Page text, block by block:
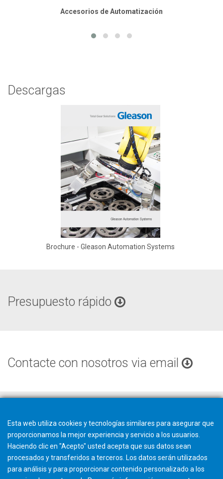
Accesorios de Automatización
Descargas
Brochure - Gleason Automation Systems
Presupuesto rápido
Contacte con nosotros via email
Esta web utiliza cookies y tecnologías similares para asegurar que
proporcionamos la mejor experiencia y servicio a los usuarios.
Haciendo clic en "Acepto" usted acepta que sus datos sean
procesados y transferidos a terceros. Los datos serán utilizados
para análisis y para proporcionar contenido personalizado a los